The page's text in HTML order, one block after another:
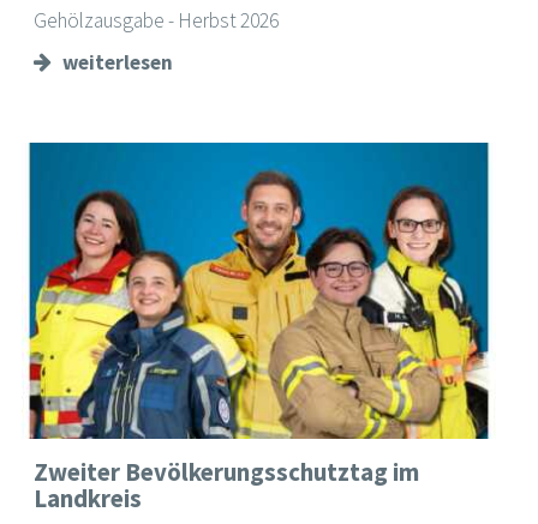
Gehölzausgabe - Herbst 2026
weiterlesen
Zweiter Bevölkerungsschutztag im
Landkreis